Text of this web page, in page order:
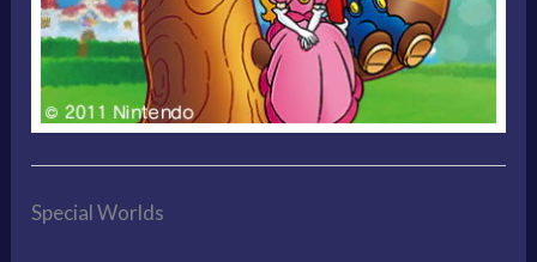
Special Worlds